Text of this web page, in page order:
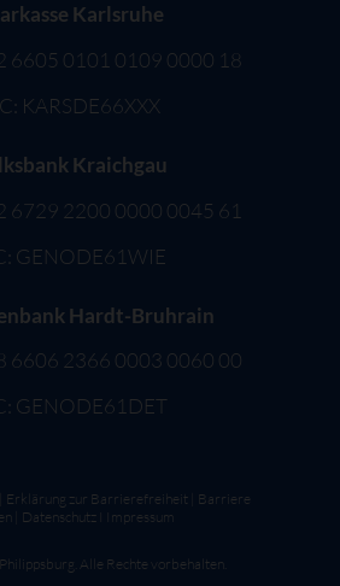
Karlsruhe
6605 0101 0109 0000 18
KARSDE66XXX
Kraichgau
6729 2200 0000 0045 61
GENODE61WIE
Hardt-Bruhrain
6606 2366 0003 0060 00
GENODE61DET
Alle Rechte vorbehalten.
Erklärung zur Barrierefreiheit Barriere
DatenschutzI Impressum